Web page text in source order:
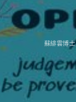
蘇緋雲博士